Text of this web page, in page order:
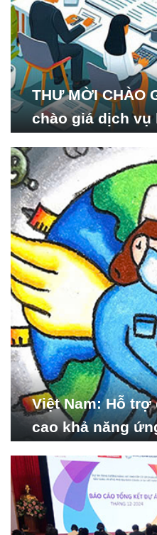
THƯ MỜI CHÀO
chào giá dịch vụ
Nghiên cứu Phát
hội_ISDS)
Việt Nam: Hỗ
cao khả năng